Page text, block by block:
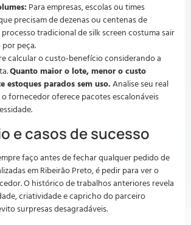
Para empresas, escolas ou times
precisam de dezenas ou centenas de
tradicional de silk screen costuma sair
peça.
calcular o custo-benefício considerando a
Quanto maior o lote, menor o custo
estoques parados sem uso. Analise seu real
o fornecedor oferece pacotes escalonáveis
e casos de sucesso
faço antes de fechar qualquer pedido de
em Ribeirão Preto, é pedir para ver o
O histórico de trabalhos anteriores revela
criatividade e capricho do parceiro
surpresas desagradáveis.